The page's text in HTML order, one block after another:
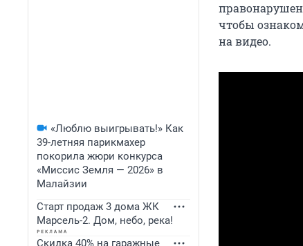
«Люблю выигрывать!» Как
39-летняя парикмахер
покорила жюри конкурса
«Миссис Земля — 2026» в
Малайзии
Старт продаж 3 дома ЖК
Марсель-2. Дом, небо, река!
Скидка 40% на гаражные
чтобы
на видео.